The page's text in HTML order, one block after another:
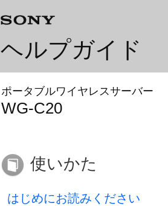
ヘルプガイド
ポータブルワイヤレスサーバー
WG-C20
使いかた
はじめにお読みください